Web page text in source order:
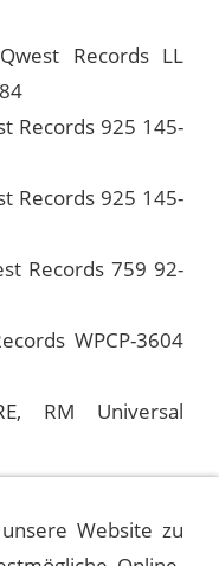
Records LL
Records 925 145-
Records 925 145-
Records 759 92-
WPCP-3604
RM Universal
Website zu